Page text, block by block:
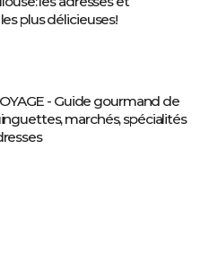
plus délicieuses!
- Guide gourmand de
marchés, spécialités